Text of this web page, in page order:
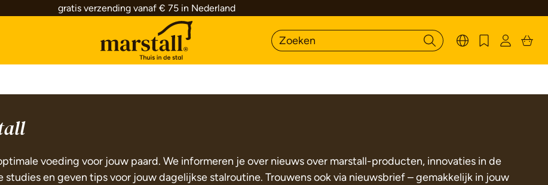
gratis verzending vanaf € 75 in Nederland
voeding voor jouw paard. We informeren je over nieuws over marstall-producten, innovaties in de
en geven tips voor jouw dagelijkse stalroutine. Trouwens ook via nieuwsbrief – gemakkelijk in jouw